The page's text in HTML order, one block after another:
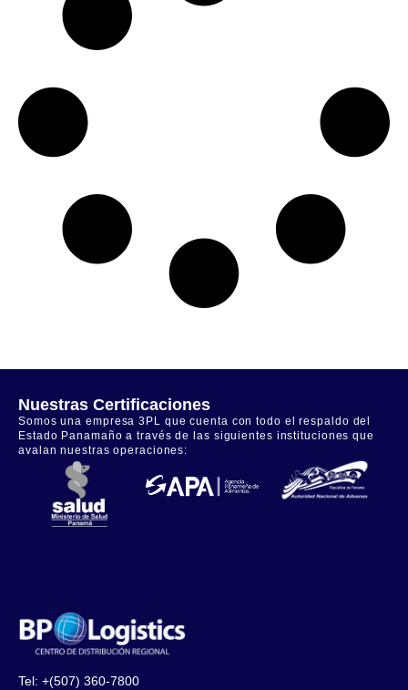
Nuestras Certificaciones
Somos una empresa 3PL que cuenta con todo el respaldo del
Estado Panamaño a través de las siguientes instituciones que
avalan nuestras operaciones:
Tel: +(507) 360-7800